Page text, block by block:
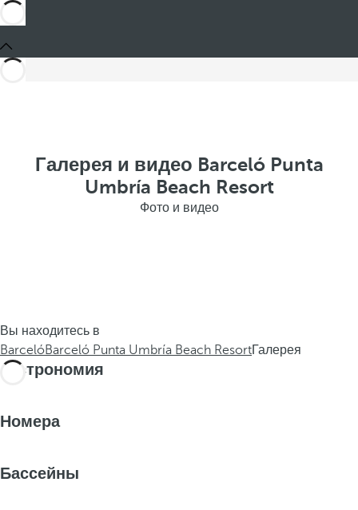
Галерея и видео Barceló Punta
Umbría Beach Resort
Фото и видео
Вы находитесь в
BarcelóBarceló Punta Umbría Beach ResortГалерея
Гастрономия
Номера
Бассейны